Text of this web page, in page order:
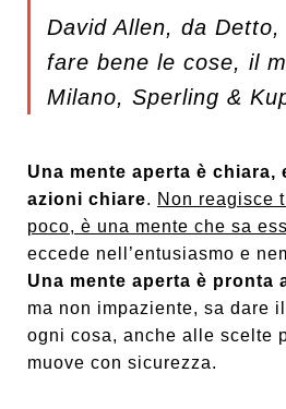
David Allen, da Detto,
fare bene le cose, il
Milano, Sperling &
Una mente aperta è chiara,
azioni chiare. Non reagisce
poco, è una mente che sa
eccede nell’entusiasmo e
Una mente aperta è pronta
ma non impaziente, sa dare
ogni cosa, anche alle scelte
muove con sicurezza.